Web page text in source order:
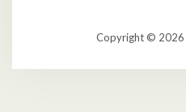
Copyright © 2026